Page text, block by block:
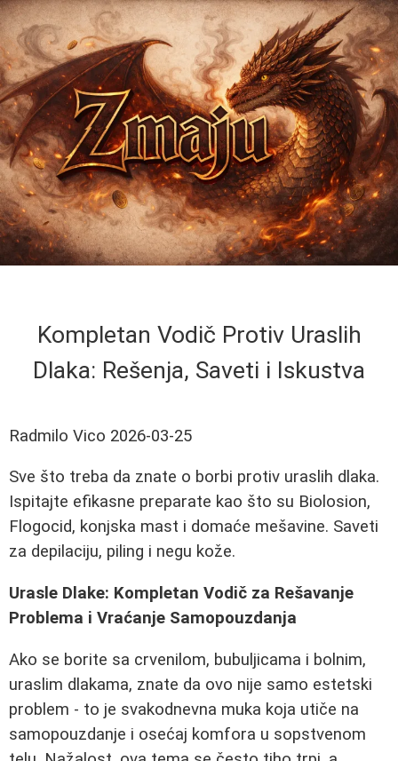
Kompletan Vodič Protiv Uraslih
Dlaka: Rešenja, Saveti i Iskustva
Radmilo Vico 2026-03-25
Sve što treba da znate o borbi protiv uraslih dlaka.
Ispitajte efikasne preparate kao što su Biolosion,
Flogocid, konjska mast i domaće mešavine. Saveti
za depilaciju, piling i negu kože.
Urasle Dlake: Kompletan Vodič za Rešavanje
Problema i Vraćanje Samopouzdanja
Ako se borite sa crvenilom, bubuljicama i bolnim,
uraslim dlakama, znate da ovo nije samo estetski
problem - to je svakodnevna muka koja utiče na
samopouzdanje i osećaj komfora u sopstvenom